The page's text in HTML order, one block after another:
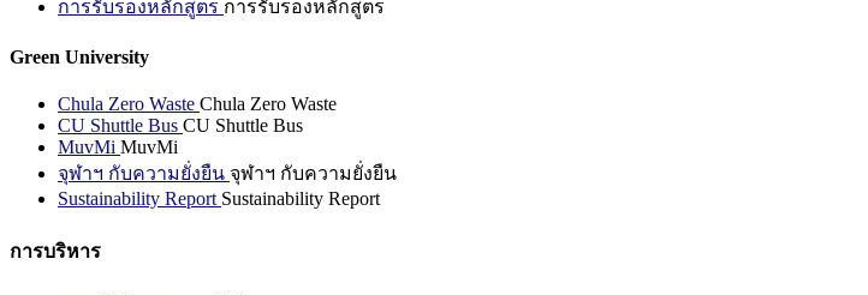
การรับรองหลักสูตร การรับรองหลักสูตร
Green University
Chula Zero Waste Chula Zero Waste
CU Shuttle Bus CU Shuttle Bus
MuvMi MuvMi
จุฬาฯ กับความยั่งยืน จุฬาฯ กับความยั่งยืน
Sustainability Report Sustainability Report
การบริหาร